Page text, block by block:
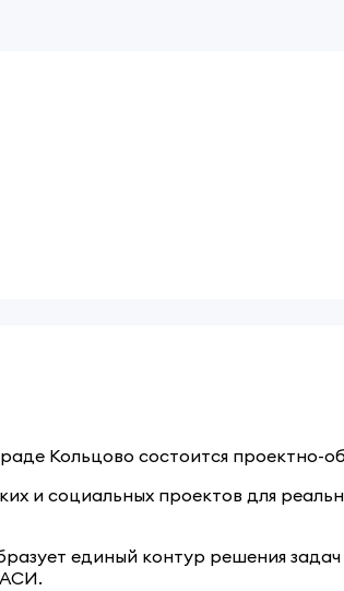
Кольцово состоится проектно-
и социальных проектов для
единый контур решения задач
АСИ.